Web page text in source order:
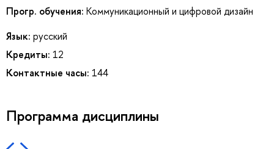
Прогр. обучения: Коммуникационный и цифровой дизайн
Язык: русский
Кредиты: 12
Контактные часы: 144
Программа дисциплины